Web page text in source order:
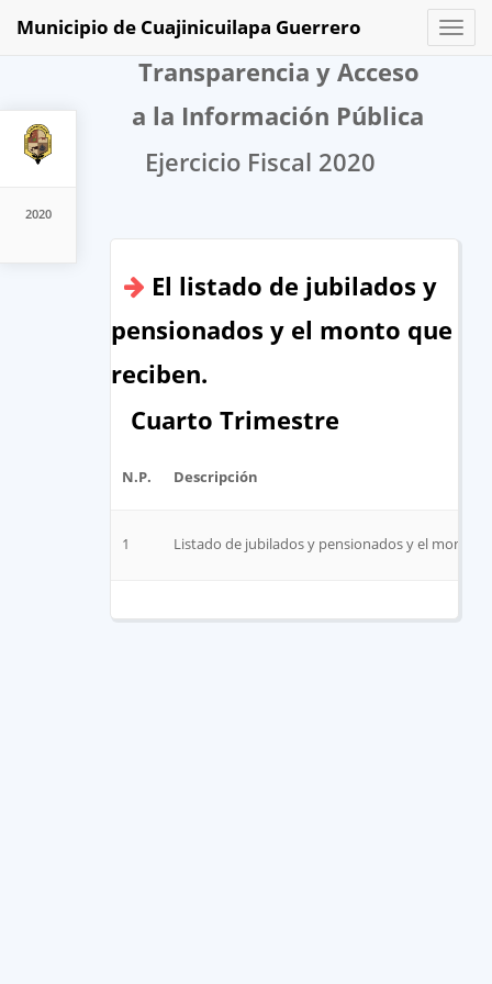
2020
Toggle
Municipio de Cuajinicuilapa Guerrero
Transparencia y Acceso
a la Información Pública
Ejercicio Fiscal 2020
El listado de jubilados y
pensionados y el monto que
reciben.
Cuarto Trimestre
N.P. Descripción
1 Listado de jubilados y pensionados y el monto